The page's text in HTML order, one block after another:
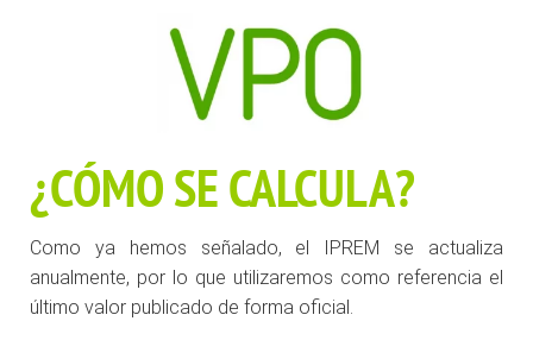
¿CÓMO SE CALCULA?
Como ya hemos señalado, el IPREM se actualiza
anualmente, por lo que utilizaremos como referencia el
último valor publicado de forma oficial.